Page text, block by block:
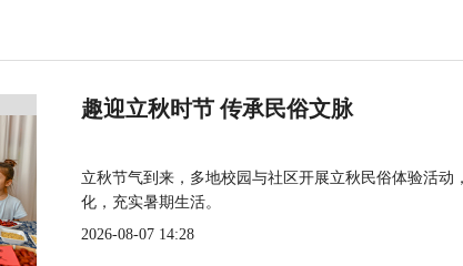
趣迎立秋时节 传承民俗文脉
立秋节气到来，多地校园与社区开展立秋民俗体验活动
化，充实暑期生活。
2026-08-07 14:28